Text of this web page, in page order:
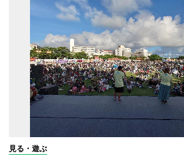
見る・遊ぶ